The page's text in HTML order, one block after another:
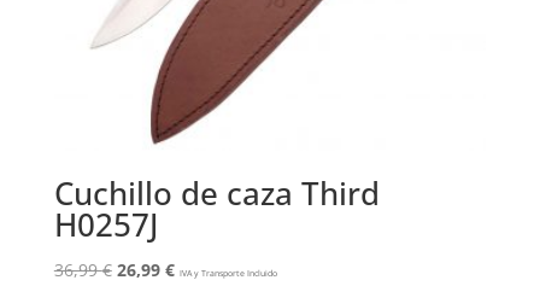
Cuchillo de caza Third
H0257J
36,99€ El
26,99 €ElIVA y Transporte Incluido